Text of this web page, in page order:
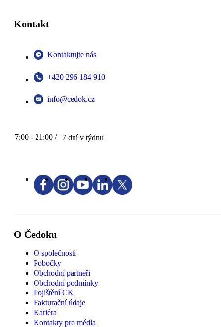
Kontakt
Kontaktujte nás
+420 296 184 910
info@cedok.cz
7:00 - 21:00 / 7 dní v týdnu
O Čedoku
O společnosti
Pobočky
Obchodní partneři
Obchodní podmínky
Pojištění CK
Fakturační údaje
Kariéra
Kontakty pro média